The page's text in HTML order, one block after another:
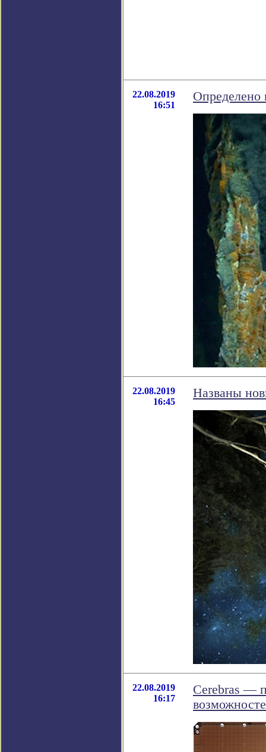
22.08.2019
16:51
Определено
22.08.2019
16:45
Названы
22.08.2019
16:17
Cerebras ―